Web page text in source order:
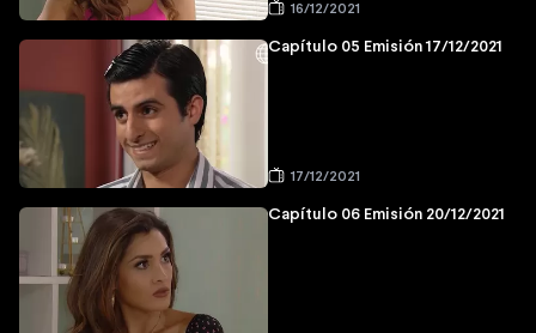
16/12/2021
Capítulo 05 Emisión 17/12/2021
17/12/2021
Capítulo 06 Emisión 20/12/2021